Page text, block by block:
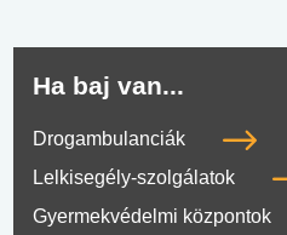
Ha baj van...
Drogambulanciák
Lelkisegély-szolgálatok
Gyermekvédelmi központok